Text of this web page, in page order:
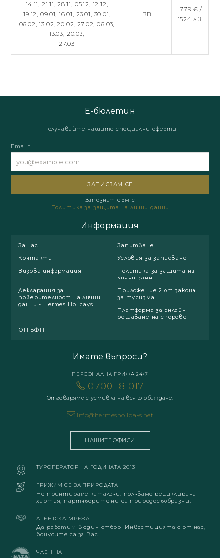
14.11, 21.11, 28.11, 05.12, 12.12,
19.12, 09.01, 16.01, 23.01, 30.01,
06.02,13.02,20.02,27.02,06.03,
13.03, 20.03,
27.03
BB
779 € /
1524 лв.
Е-бюлетин
Получавайте нашите специални оферти
Email*
Запознат съм с
Политика за защита на лични данни
Информация
За нас
Запитване
Контакти
Условия за записване
Визова информация
Политика за защита на
лични данни
Декларация за
поверителност на лични
данни - Hermes Holidays
Приложение 2 от закона
за туризма
Платформа за онлайн
решаване на спорове
ОП БФП
Имате въпроси?
ПЕРСОНАЛНА ГРИЖА 24/7
0700 18 017
Отговаряме с усмивка на всяко обаждане.
info@hermesholidays.net
НАШИТЕ ОФИСИ
ТУРОПЕРАТОР НА ГОДИНАТА 2013
ГРИЖИМ СЕ ЗА ПРИРОДАТА
Не принтираме каталози, ползваме рециклирана
хартия, партньорите ни са природосъобразни.
АГЕНТСКА МРЕЖА
Да работим в един отбор! Инвестицията е от нас,
бонусите са за Вас.
ЧЛЕН НА